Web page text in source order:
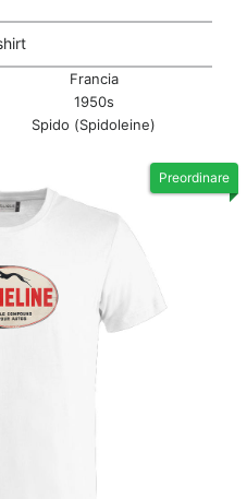
Francia
1950s
Spido (Spidoleine)
Preordinare